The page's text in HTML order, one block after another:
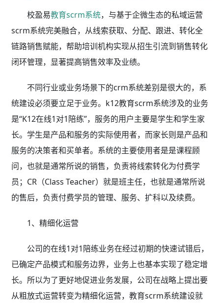
校盈易教育scrm系统，与基于企微生态的私域运营
scrm系统完美融合，从线索获取、分配、跟进、转化全
链路销售赋能，帮助培训机构实现从招生引流到销售转化
闭环管理，显著提高销售效率及业绩。
不同行业或业务场景下的crm系统差别是很大的，系
统建设必须要立足于业务。k12教育scrm系统涉及的业务
是“K12在线1对1陪练”，服务的用户主要是学生和学生家
长。学生是产品和服务的实际使用者，而家长则是产品和
服务的决策者和买单者。系统的主要使用者是是课程顾
问，也就是通常所说的销售，负责将线索转化为付费学
员；CR（Class Teacher）就是班主任，也就是通常所说
的售后，负责付费学员的管理、服务、扩科以及续费。
1、精细化运营
公司的在线1对1陪练业务在经过初期的快速试错后，
已确定产品模式和服务边界，业务上也基本实现了稳定增
长。所以为了更好地促进业务发展，公司在战略上提出要
从粗放式运营转变为精细化运营，教育scrm系统建设就